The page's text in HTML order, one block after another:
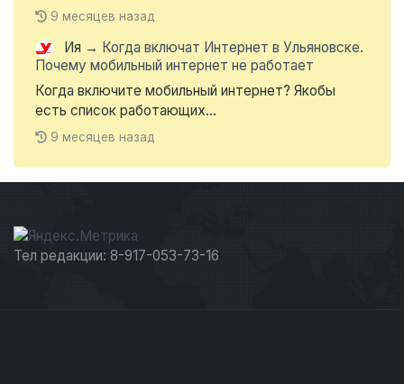
9 месяцев назад
Ия → Когда включат Интернет в Ульяновске.
Почему мобильный интернет не работает
Когда включите мобильный интернет? Якобы
есть список работающих...
9 месяцев назад
Тел редакции: 8-917-053-73-16